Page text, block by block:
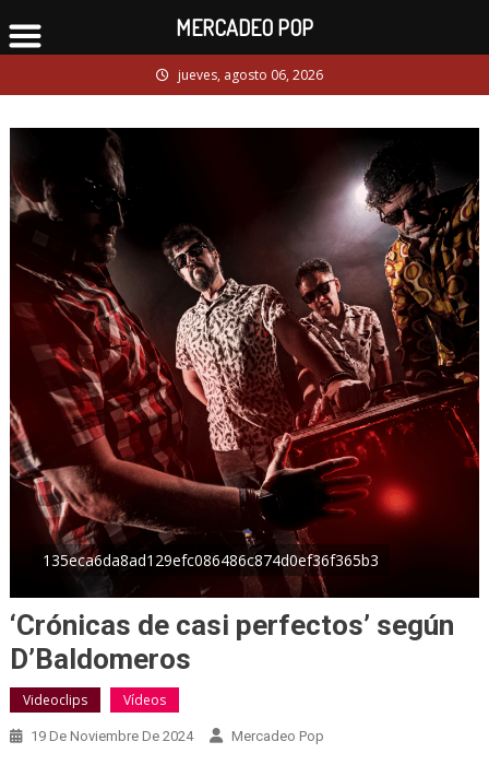
to
jueves, agosto 06, 2026
135eca6da8ad129efc086486c874d0ef36f365b3
‘Crónicas de casi perfectos’ según
D’Baldomeros
Videoclips Vídeos
19 De Noviembre De 2024 Mercadeo Pop
MERCADEO POP